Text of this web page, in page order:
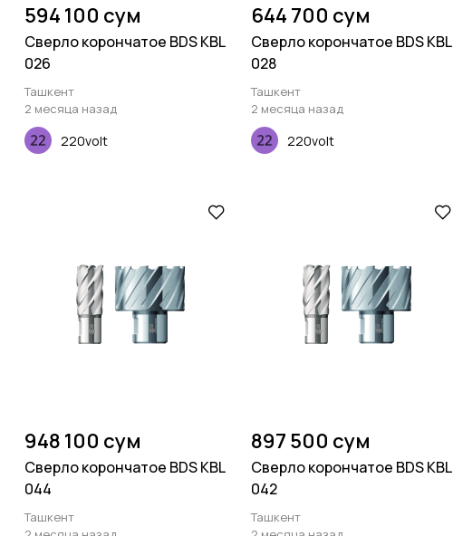
594 100 сум
Сверло корончатое BDS KBL
026
Ташкент
2 месяца назад
220volt
644 700 сум
Сверло корончатое BDS KBL
028
Ташкент
2 месяца назад
220volt
948 100 сум
Сверло корончатое BDS KBL
044
Ташкент
897 500 сум
Сверло корончатое BDS KBL
042
Ташкент